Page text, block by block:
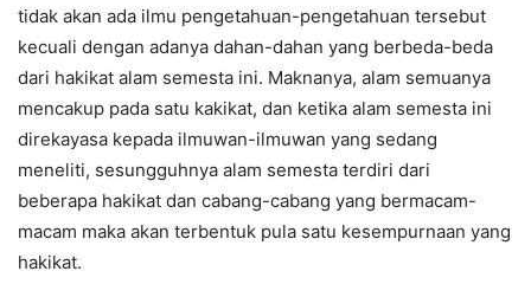
tidak akan ada ilmu pengetahuan-pengetahuan tersebut
kecuali dengan adanya dahan-dahan yang berbeda-beda
dari hakikat alam semesta ini. Maknanya, alam semuanya
mencakup pada satu kakikat, dan ketika alam semesta ini
direkayasa kepada ilmuwan-ilmuwan yang sedang
meneliti, sesungguhnya alam semesta terdiri dari
beberapa hakikat dan cabang-cabang yang bermacam-
macam maka akan terbentuk pula satu kesempurnaan yang
hakikat.